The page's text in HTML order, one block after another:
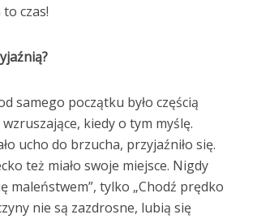
czas!
samego początku było częścią
kiedy o tym myślę.
ucho do brzucha, przyjaźniło się.
też miało swoje miejsce. Nigdy
maleństwem”, tylko „Chodź prędko
nie są zazdrosne, lubią się